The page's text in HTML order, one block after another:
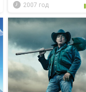
2007 год